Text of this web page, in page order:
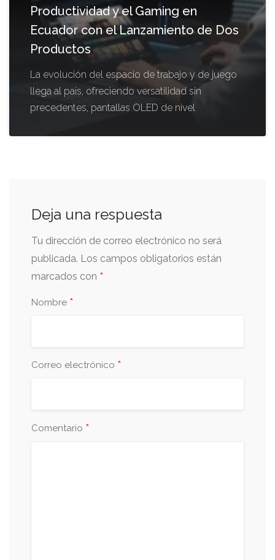
Productividad y el Gaming en
Ecuador con el Lanzamiento de Dos
Productos
La evolución del espacio de trabajo y de juego
llega al país, ofreciendo versatilidad sin
precedentes, pantallas OLED de nivel
Deja una respuesta
Tu dirección de correo electrónico no será
publicada. Los campos obligatorios están
marcados con *
Nombre *
Correo electrónico *
Comentario *